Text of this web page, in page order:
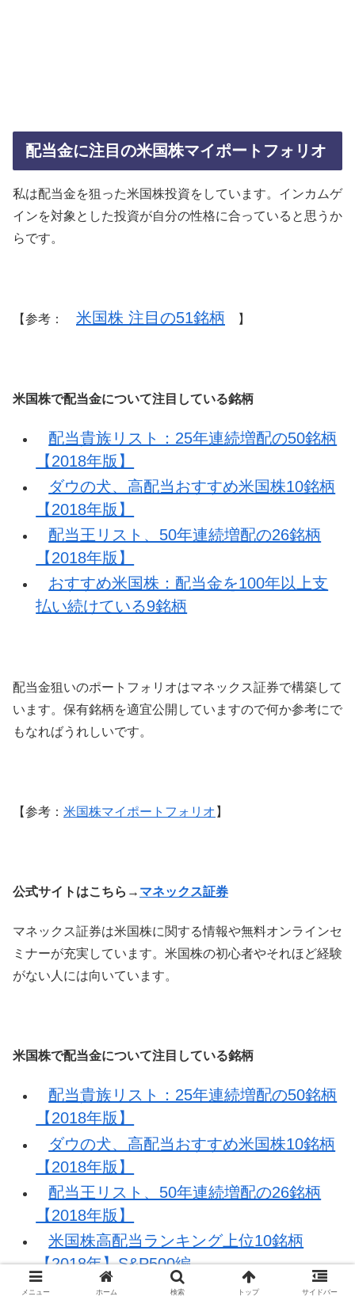
配当金に注目の米国株マイポートフォリオ
私は配当金を狙った米国株投資をしています。インカムゲ
インを対象とした投資が自分の性格に合っていると思うか
らです。
【参考： 米国株 注目の51銘柄 】
米国株で配当金について注目している銘柄
配当貴族リスト：25年連続増配の50銘柄
【2018年版】
ダウの犬、高配当おすすめ米国株10銘柄
【2018年版】
配当王リスト、50年連続増配の26銘柄
【2018年版】
おすすめ米国株：配当金を100年以上支
払い続けている9銘柄
配当金狙いのポートフォリオはマネックス証券で構築して
います。保有銘柄を適宜公開していますので何か参考にで
もなればうれしいです。
【参考： 米国株マイポートフォリオ 】
公式サイトはこちら→ マネックス証券
マネックス証券は米国株に関する情報や無料オンラインセ
ミナーが充実しています。米国株の初心者やそれほど経験
がない人には向いています。
米国株で配当金について注目している銘柄
配当貴族リスト：25年連続増配の50銘柄
【2018年版】
ダウの犬、高配当おすすめ米国株10銘柄
【2018年版】
配当王リスト、50年連続増配の26銘柄
【2018年版】
米国株高配当ランキング上位10銘柄
【2018年】S&P500編
おすすめ米国株：配当金を100年以上支
メニュー ホーム 検索 トップ サイドバー